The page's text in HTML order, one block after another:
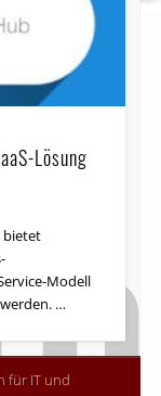
Lösung
bietet
Modell
…
für IT und